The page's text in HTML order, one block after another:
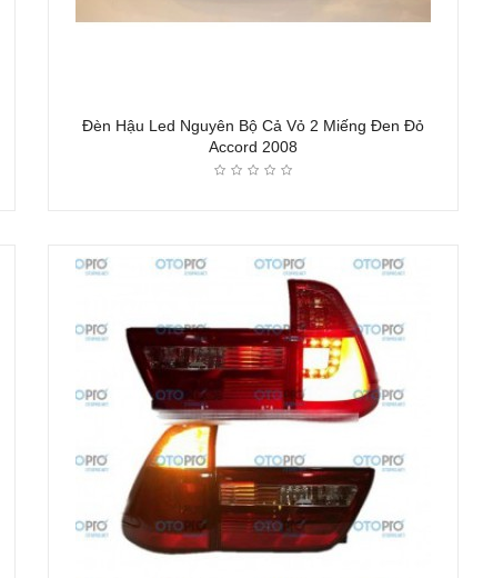
Đèn Hậu Led Nguyên Bộ Cả Vỏ 2 Miếng Đen Đỏ
Accord 2008